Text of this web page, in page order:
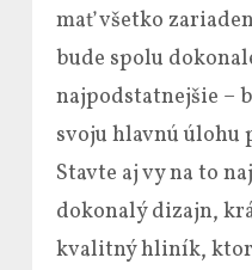
mať všetko
bude spolu
najpodstatnejšie –
svoju hlavnú úlohu
Stavte aj vy na to
dokonalý dizajn,
kvalitný hliník,